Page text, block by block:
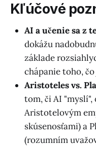
Kľúčové
AI a učenie sa z
dokážu
základe
chápanie toho,
Aristoteles vs.
tom, či AI
Aristotelovým
skúsenosťami) a
(rozumním